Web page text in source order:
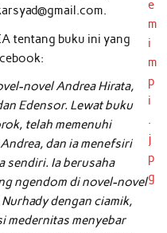
tentang buku ini yang
novel Andrea Hirata,
Edensor. Lewat buku
telah memenuhi
dan ia menefsiri
sendiri. Ia berusaha
ngendom di novel-novel
dengan ciamik,
medernitas menyebar